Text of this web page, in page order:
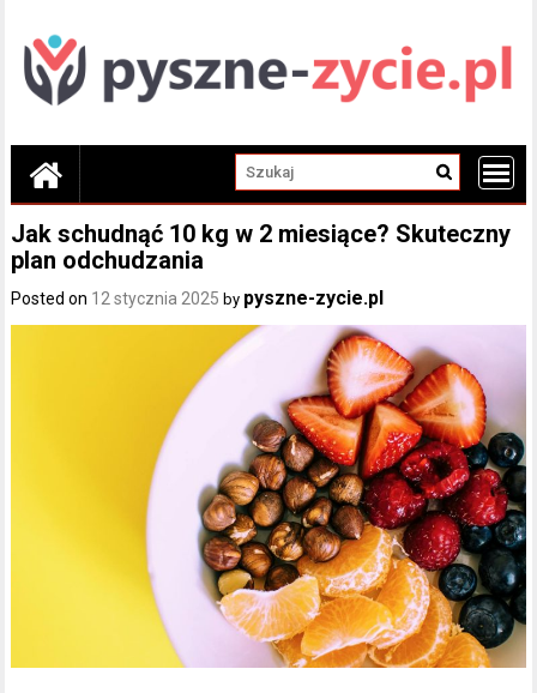
content
Jak schudnąć 10 kg w 2 miesiące? Skuteczny
plan odchudzania
Posted on 12 stycznia 2025 by pyszne-zycie.pl